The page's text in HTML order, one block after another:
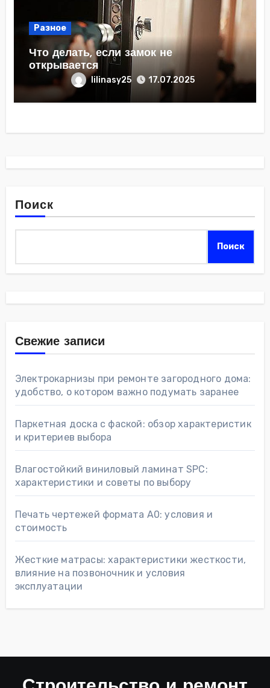
Разное
Что делать, если замок не
открывается
lilinasy25 17.07.2025
Поиск
Поиск
Свежие записи
Электрокарнизы при ремонте загородного дома:
удобство, о котором важно подумать заранее
Паркетная доска с фаской: обзор характеристик
и критериев выбора
Влагостойкий виниловый ламинат SPC:
характеристики и советы по выбору
Печать чертежей формата А0: условия и
стоимость
Жесткие матрасы: характеристики жесткости,
влияние на позвоночник и условия
эксплуатации